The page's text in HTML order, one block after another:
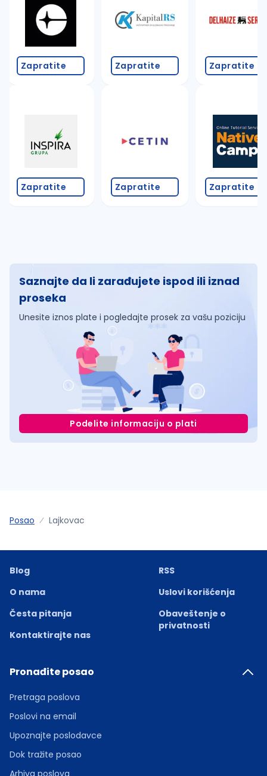
Zapratite
Zapratite
Zapratite
Zapratite
Zapratite
Zapratite
Saznajte da li zarađujete ispod ili iznad
proseka
Unesite iznos plate i pogledajte prosek za vašu poziciju
Podelite informaciju o plati
Posao Lajkovac
Blog
O nama
Česta pitanja
Kontaktirajte nas
RSS
Uslovi korišćenja
Obaveštenje o
privatnosti
Pronađite posao
Pretraga poslova
Poslovi na email
Upoznajte poslodavce
Dok tražite posao
Arhiva poslova